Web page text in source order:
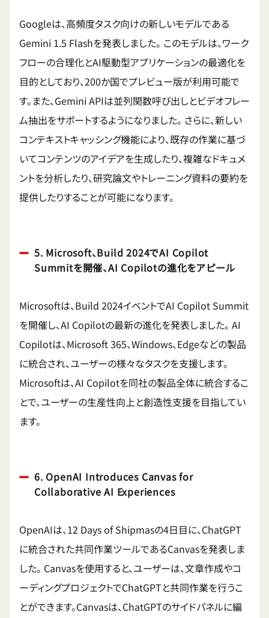
Googleは、高頻度タスク向けの新しいモデルである
Gemini 1.5 Flashを発表しました。 このモデルは、ワーク
フローの合理化とAI駆動型アプリケーションの最適化を
目的としており、200か国でプレビュー版が利用可能で
す。また、Gemini APIは並列関数呼び出しとビデオフレー
ム抽出をサポートするようになりました。 さらに、新しい
コンテキストキャッシング機能により、既存の作業に基づ
いてコンテンツのアイデアを生成したり、複雑なドキュメ
ントを分析したり、研究論文やトレーニング資料の要約を
提供したりすることが可能になります。
5. Microsoft、Build 2024でAI Copilot
Summitを開催、AI Copilotの進化をアピール
Microsoftは、Build 2024イベントでAI Copilot Summit
を開催し、AI Copilotの最新の進化を発表しました。 AI
Copilotは、Microsoft 365、Windows、Edgeなどの製品
に統合され、ユーザーの様々なタスクを支援します。
Microsoftは、AI Copilotを同社の製品全体に統合するこ
とで、ユーザーの生産性向上と創造性支援を目指してい
ます。
6. OpenAI Introduces Canvas for
Collaborative AI Experiences
OpenAIは、12 Days of Shipmasの4日目に、ChatGPT
に統合された共同作業ツールであるCanvasを発表しま
した。 Canvasを使用すると、ユーザーは、文章作成やコ
ーディングプロジェクトでChatGPTと共同作業を行うこ
とができます。Canvasは、ChatGPTのサイドパネルに編